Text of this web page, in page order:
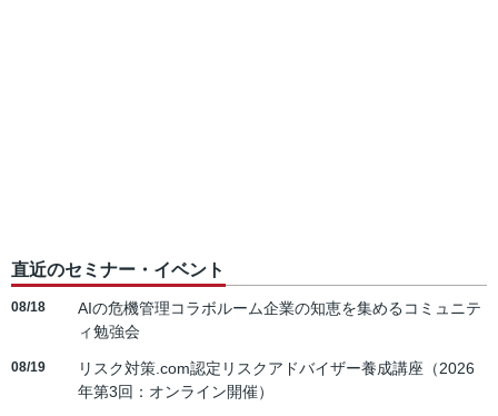
直近のセミナー・イベント
08/18
AIの危機管理コラボルーム企業の知恵を集めるコミュニテ
ィ勉強会
08/19
リスク対策.com認定リスクアドバイザー養成講座（2026
年第3回：オンライン開催）